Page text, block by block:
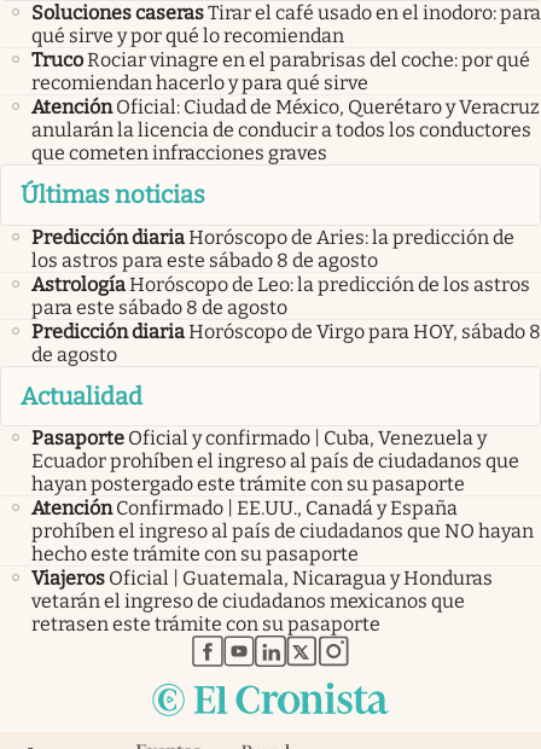
Soluciones caserasTirar el café usado en el inodoro: para
qué sirve y por qué lo recomiendan
TrucoRociar vinagre en el parabrisas del coche: por qué
recomiendan hacerlo y para qué sirve
Atención Oficial: Ciudad de México, Querétaro y Veracruz
anularán la licencia de conducir a todos los conductores
que cometen infracciones graves
Últimas noticias
Predicción diariaHoróscopo de Aries: la predicción de
los astros para este sábado 8 de agosto
AstrologíaHoróscopo de Leo: la predicción de los astros
para este sábado 8 de agosto
Predicción diariaHoróscopo de Virgo para HOY, sábado 8
de agosto
Actualidad
Pasaporte Oficial y confirmado | Cuba, Venezuela y
Ecuador prohíben el ingreso al país de ciudadanos que
hayan postergado este trámite con su pasaporte
Atención Confirmado | EE.UU., Canadá y España
prohíben el ingreso al país de ciudadanos que NO hayan
hecho este trámite con su pasaporte
Viajeros Oficial | Guatemala, Nicaragua y Honduras
vetarán el ingreso de ciudadanos mexicanos que
retrasen este trámite con su pasaporte
abre en nueva pestaña
abre en nueva pestaña
abre en nueva pestaña
abre en nueva pestaña
abre en nueva pestaña